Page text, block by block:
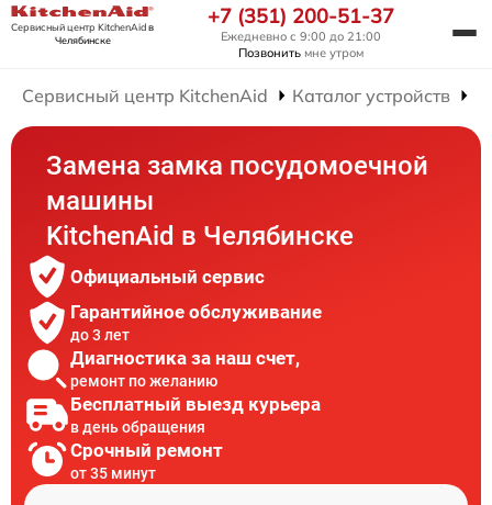
Сервисный центр KitchenAidв
Челябинске
+7 (351) 200-51-37
Ежедневно с 9:00 до 21:00
Позвонить мне утром
Сервисный центр KitchenAid Каталог устройств
Замена замка посудомоечной
машины
KitchenAid в Челябинске
Официальный сервис
Гарантийное обслуживание
до 3 лет
Диагностика за наш счет,
ремонт по желанию
Бесплатный выезд курьера
в день обращения
Срочный ремонт
от 35 минут